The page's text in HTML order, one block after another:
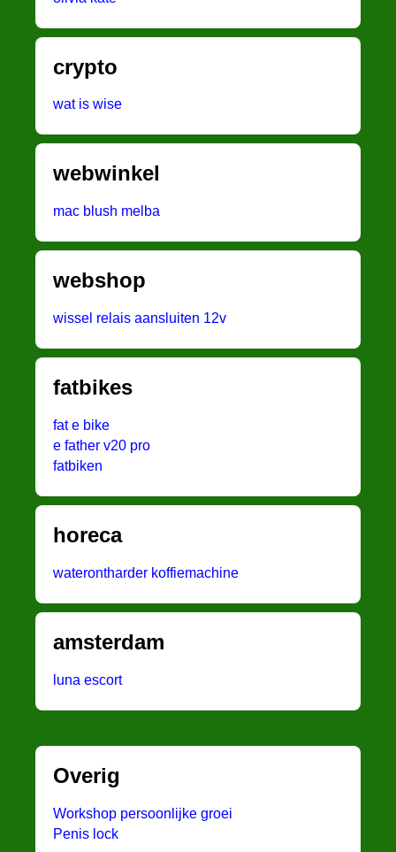
crypto
wat is wise
webwinkel
mac blush melba
webshop
wissel relais aansluiten 12v
fatbikes
fat e bike
e father v20 pro
fatbiken
horeca
waterontharder koffiemachine
amsterdam
luna escort
Overig
Workshop persoonlijke groei
Penis lock